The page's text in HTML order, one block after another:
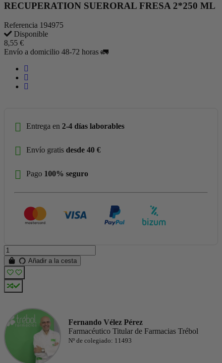
RECUPERATION SUERORAL FRESA 2*250 ML
Referencia 194975
Disponible
8,55 €
Envío a domicilio 48-72 horas 🚛
Entrega en 2-4 días laborables
Envío gratis desde 40 €
Pago 100% seguro
Añadir a la cesta
Fernando Vélez Pérez
Farmacéutico Titular de Farmacias Trébol
Nº de colegiado: 11493